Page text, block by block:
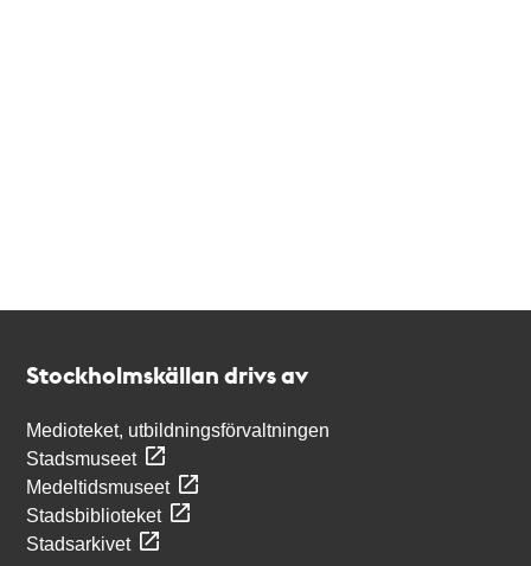
Stockholmskällan drivs av
Medioteket, utbildningsförvaltningen
Stadsmuseet
Medeltidsmuseet
Stadsbiblioteket
Stadsarkivet